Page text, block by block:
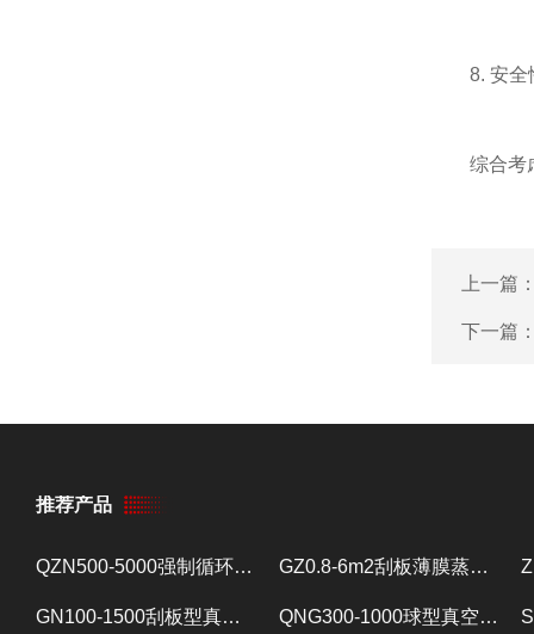
8. 安全性
综合考虑
上一篇
下一篇
推荐产品
QZN500-5000强制循环蒸发器 蒸发设备 GZ0.8-6m2刮板薄膜蒸发器 提取浓缩设备
GN100-1500刮板型真空减压浓缩器 提取浓缩设备 QNG300-1000球型真空减压浓缩器 提取浓缩设备